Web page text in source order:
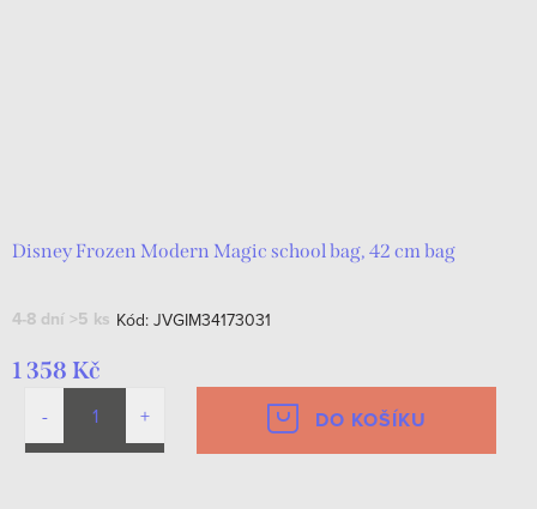
Disney Frozen Modern Magic school bag, 42 cm bag
4-8 dní >5 ks Kód: JVGIM34173031
1 358 Kč
DO KOŠÍKU